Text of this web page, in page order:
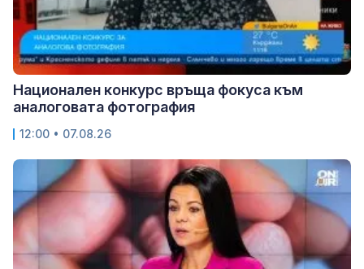
Национален конкурс връща фокуса към
аналоговата фотография
12:00 • 07.08.26